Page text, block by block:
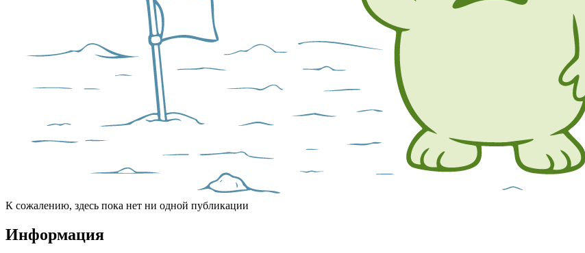
К сожалению, здесь пока нет ни одной публикации
Информация